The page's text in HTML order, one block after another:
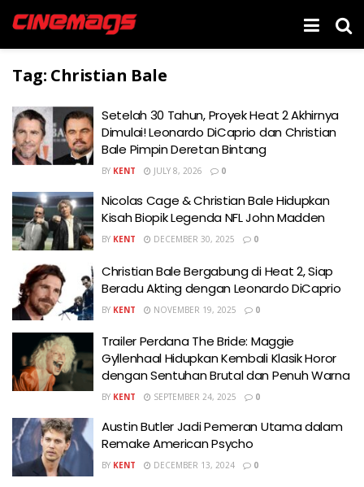
Tag: Christian Bale
Setelah 30 Tahun, Proyek Heat 2 Akhirnya
Dimulai! Leonardo DiCaprio dan Christian
Bale Pimpin Deretan Bintang
BY KENT JULY 8, 2026 0
Nicolas Cage & Christian Bale Hidupkan
Kisah Biopik Legenda NFL John Madden
BY KENT DECEMBER 30, 2025 0
Christian Bale Bergabung di Heat 2, Siap
Beradu Akting dengan Leonardo DiCaprio
BY KENT NOVEMBER 19, 2025 0
Trailer Perdana The Bride: Maggie
Gyllenhaal Hidupkan Kembali Klasik Horor
dengan Sentuhan Brutal dan Penuh Warna
BY KENT SEPTEMBER 24, 2025 0
Austin Butler Jadi Pemeran Utama dalam
Remake American Psycho
BY KENT DECEMBER 13, 2024 0